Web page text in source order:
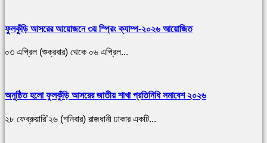
ফুলকুঁড়ি আসরের আয়োজনে ৩য় স্প্রিং ক্যাম্প-২০২৬ আয়োজিত
০৩ এপ্রিল (শুক্রবার) থেকে ০৬ এপ্রিল...
অনুষ্ঠিত হলো ফুলকুঁড়ি আসরের জাতীয় শাখা প্রতিনিধি সমাবেশ ২০২৬
২৮ ফেব্রুয়ারি’২৬ (শনিবার) রাজধানী ঢাকার একটি...